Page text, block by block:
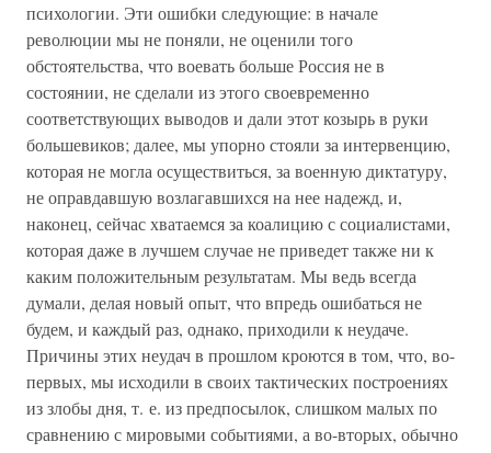
психологии. Эти ошибки следующие: в начале
революции мы не поняли, не оценили того
обстоятельства, что воевать больше Россия не в
состоянии, не сделали из этого своевременно
соответствующих выводов и дали этот козырь в руки
большевиков; далее, мы упорно стояли за интервенцию,
которая не могла осуществиться, за военную диктатуру,
не оправдавшую возлагавшихся на нее надежд, и,
наконец, сейчас хватаемся за коалицию с социалистами,
которая даже в лучшем случае не приведет также ни к
каким положительным результатам. Мы ведь всегда
думали, делая новый опыт, что впредь ошибаться не
будем, и каждый раз, однако, приходили к неудаче.
Причины этих неудач в прошлом кроются в том, что, во-
первых, мы исходили в своих тактических построениях
из злобы дня, т. е. из предпосылок, слишком малых по
сравнению с мировыми событиями, а во-вторых, обычно